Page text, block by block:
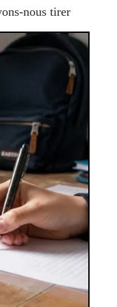
nous tirer